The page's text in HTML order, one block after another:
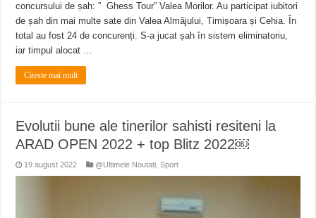
concursului de șah: ” Ghess Tour” Valea Morilor. Au participat iubitori
de șah din mai multe sate din Valea Almăjului, Timișoara și Cehia. În
total au fost 24 de concurenți. S-a jucat șah în sistem eliminatoriu,
iar timpul alocat …
Citeste mai mult
Evolutii bune ale tinerilor sahisti resiteni la
ARAD OPEN 2022 + top Blitz 2022￼
19 august 2022 @Ultimele Noutati ,Sport